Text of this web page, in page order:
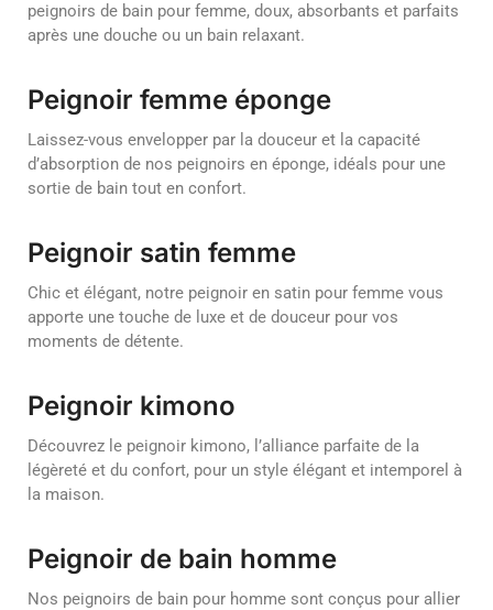
peignoirs de bain pour femme, doux, absorbants et parfaits
après une douche ou un bain relaxant.
Peignoir femme éponge
Laissez-vous envelopper par la douceur et la capacité
d’absorption de nos peignoirs en éponge, idéals pour une
sortie de bain tout en confort.
Peignoir satin femme
Chic et élégant, notre peignoir en satin pour femme vous
apporte une touche de luxe et de douceur pour vos
moments de détente.
Peignoir kimono
Découvrez le peignoir kimono, l’alliance parfaite de la
légèreté et du confort, pour un style élégant et intemporel à
la maison.
Peignoir de bain homme
Nos peignoirs de bain pour homme sont conçus pour allier